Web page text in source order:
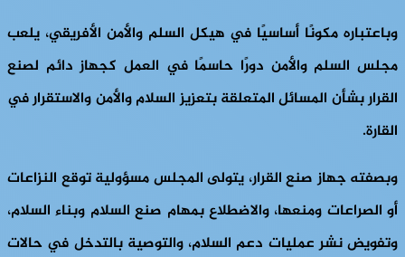
وباعتباره مكونًا أساسيًا في هيكل السلم والأمن الأفريقي، يلعب
مجلس السلم والأمن دورًا حاسمًا في العمل كجهاز دائم لصنع
القرار بشأن المسائل المتعلقة بتعزيز السلام والأمن والاستقرار في
القارة.
وبصفته جهاز صنع القرار، يتولى المجلس مسؤولية توقع النزاعات
أو الصراعات ومنعها، والاضطلاع بمهام صنع السلام وبناء السلام،
وتفويض نشر عمليات دعم السلام، والتوصية بالتدخل في حالات